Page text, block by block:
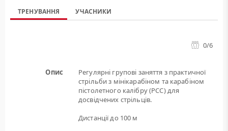
ТРЕНУВАННЯ УЧАСНИКИ
0/6
Опис
Регулярні групові заняття з практичної
стрільби з мінікарабіном та карабіном
пістолетного калібру (РСС) для
досвідчених стрільців.
Дистанції до 100 м